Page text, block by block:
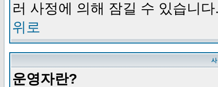
러 사정에 의해 잠길 수 있습니다
위로
운영자란?